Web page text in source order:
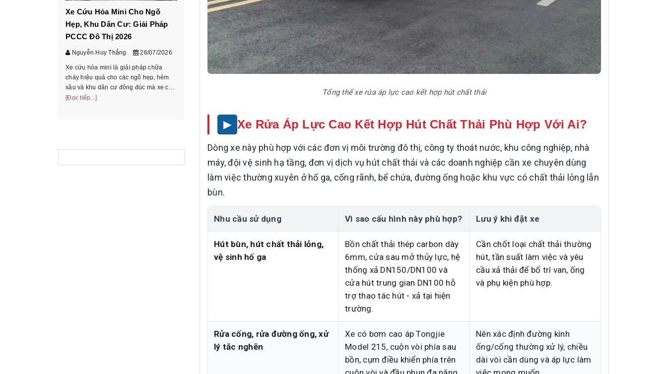
Tổng thể xe rửa áp lực cao kết hợp hút chất thải
Xe Rửa Áp Lực Cao Kết Hợp Hút Chất Thải Phù Hợp Với Ai?
Dòng xe này phù hợp với các đơn vị môi trường đô thị, công ty thoát nước, khu công nghiệp, nhà
máy, đội vệ sinh hạ tầng, đơn vị dịch vụ hút chất thải và các doanh nghiệp cần xe chuyên dùng
làm việc thường xuyên ở hố ga, cống rãnh, bể chứa, đường ống hoặc khu vực có chất thải lỏng lẫn
bùn.
Nhu cầu sử dụng Vì sao cấu hình này phù hợp? Lưu ý khi đặt xe
Hút bùn, hút chất thải lỏng,
vệ sinh hố ga
Bồn chất thải thép carbon dày
6mm, cửa sau mở thủy lực, hệ
thống xả DN150/DN100 và
cửa hút trung gian DN100 hỗ
trợ thao tác hút - xả tại hiện
trường.
Cần chốt loại chất thải thường
hút, tần suất làm việc và yêu
cầu xả thải để bố trí van, ống
và phụ kiện phù hợp.
Rửa cống, rửa đường ống, xử
lý tắc nghẽn
Xe có bơm cao áp Tongjie
Model 215, cuộn vòi phía sau
bồn, cụm điều khiển phía trên
Nên xác định đường kính
ống/cống thường xử lý, chiều
dài vòi cần dùng và áp lực làm
Xe Cứu Hỏa Mini Cho Ngõ
Hẹp, Khu Dân Cư: Giải Pháp
PCCC Đô Thị 2026
Nguyễn Huy Thắng 26/07/2026
Xe cứu hỏa mini là giải pháp chữa
cháy hiệu quả cho các ngõ hẹp, hẻm
sâu và khu dân cư đông đúc mà xe cứu
hỏa truyền thống không thể tiếp cận.
[Đọc tiếp...]
Cách chọn xe cẩu tự hành 10
tấn theo bảng tải, xe nền và tải
Nguyễn Huy Thắng 15/07/2026
Hướng dẫn chọn xe cẩu tự hành 10 tấn
thoại/Zalo: 0976.310.186
mua năm 2026 theo từng nhu
cầu
Nguyễn Huy Thắng 10/07/2026
10 mẫu xe tải gắn cẩu 3-15 tấn đáng
tham khảo năm 2026 theo nhu cầu đô
thị, vật liệu và xây dựng. So sánh